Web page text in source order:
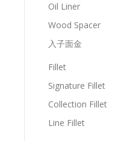
Oil Liner
Wood Spacer
入子面金
Fillet
Signature Fillet
Collection Fillet
Line Fillet